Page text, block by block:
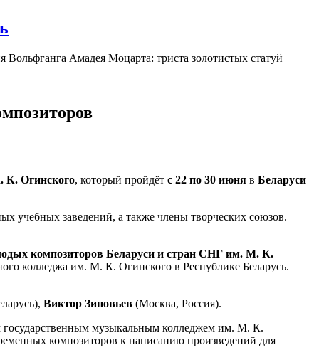
Амадея Моцарта: триста золотистых статуй
К. Огинского, который пройдёт с 22 по 30 июня в Беларуси
учебных заведений, а также члены творческих союзов.
композиторов Беларуси и стран СНГ им. М. К.
колледжа им. М. К. Огинского в Республике Беларусь.
Виктор Зиновьев (Москва, Россия).
музыкальным колледжем им. М. К.
композиторов к написанию произведений для